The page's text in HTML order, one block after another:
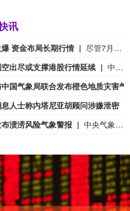
讯
资金布局长期行情
尽管7月A股市场调整，但新发基金市场却呈现出冷暖反差，多只主动权益新品募集成绩亮眼。普通投资者踊跃认购新基金的背后，是不少基金经理对于当前科技行情长周期属性的深度研判，公募普遍判断AI产业浪潮不是短期主题炒作，科技浪潮的演绎周期也远不止半年。
出尽或支撑港股行情延续
中信证券研报指出，近一个月恒生综指迎来业绩预期反转，中报超预期与利好预告推动全年盈利上修；而恒科指数受制于乘用车盈利分化及头部互联网平台资本开支扩张对短期利润率的压制，预期修复相对滞后。行业上，医疗保健（CXO与制药龙头驱动）、金融（券商资管与保险）、公用事业及周期运输景气上行；消费、地产及资讯科技预期遭下调。交易层面呈现资金回补超跌低位板块与交易高景气业绩动能的“双管齐下”特征。面对财报密集披露期与海内外宏观扰动，配置建议维持“红利防守+成长弹性”杠铃策略：防守端锁定高股息、低β“类债”资产；进攻端聚焦互联网巨头、双向资金加仓的机器人与生物科技，以及技术硬件与AI应用，兼顾创新药及工业金属的催化布局。
人士称内塔尼亚胡顾问涉嫌泄密
渍涝风险气象警报 中央气象台8月9日18时发布渍涝风险气象警报：受强降雨的影响，预计8月9日20时至10日20时，江苏南部、上海、浙江大部、安徽南部和西部、云南西南部等地部分地区发生渍涝的气象风险较高，其中，浙江东部和北部、安徽南部和西部等地部分地区发生渍涝的气象风险高，浙江东部部分地区发生渍涝的气象风险很高，易形成城市内涝和农田渍害，需加强防范。